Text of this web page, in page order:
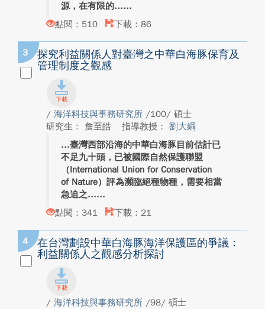
源，在有限的...
點閱：510
下載：86
3
探究利益關係人對臺灣之中華白海豚保育及
管理制度之觀感
/ 海洋科技與事務研究所 /100/ 碩士
研究生： 詹至皓
指導教授： 劉大綱
臺灣西部沿海的中華白海豚目前估計已
不足九十頭，已被國際自然保護聯盟
（International Union for Conservation
of Nature）評為瀕臨絕種物種，需要相當
急迫之...
點閱：341
下載：21
4
在台灣劃設中華白海豚海洋保護區的爭議：
利益關係人之觀感分析探討
/ 海洋科技與事務研究所 /98/ 碩士